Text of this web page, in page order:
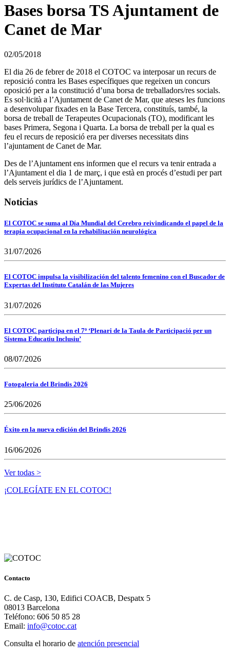
Bases borsa TS Ajuntament de
Canet de Mar
02/05/2018
El dia 26 de febrer de 2018 el COTOC va interposar un recurs de
reposició contra les Bases específiques que regeixen un concurs
oposició per a la constitució d’una borsa de treballadors/res socials.
Es sol·licità a l’Ajuntament de Canet de Mar, que ateses les funcions
a desenvolupar fixades en la Base Tercera, constituís, també, la
borsa de treball de Terapeutes Ocupacionals (TO), modificant les
bases Primera, Segona i Quarta. La borsa de treball per la qual es
feu el recurs de reposició era per diverses necessitats dins
l’ajuntament de Canet de Mar.
Des de l’Ajuntament ens informen que el recurs va tenir entrada a
l’Ajuntament el dia 1 de març, i que està en procés d’estudi per part
dels serveis jurídics de l’Ajuntament.
Noticias
El COTOC se suma al Día Mundial del Cerebro reivindicando el papel de la
terapia ocupacional en la rehabilitación neurológica
31/07/2026
El COTOC impulsa la visibilización del talento femenino con el Buscador de
Expertas del Instituto Catalán de las Mujeres
31/07/2026
El COTOC participa en el 7º ‘Plenari de la Taula de Participació per un
Sistema Educatiu Inclusiu’
08/07/2026
Fotogaleria del Brindis 2026
25/06/2026
Éxito en la nueva edición del Brindis 2026
16/06/2026
Ver todas >
¡COLEGÍATE EN EL COTOC!
Contacto
C. de Casp, 130, Edifici COACB, Despatx 5
08013 Barcelona
Teléfono: 606 50 85 28
Email: info@cotoc.cat
Consulta el horario de atención presencial